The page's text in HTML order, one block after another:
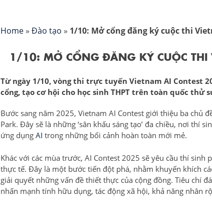
Home» Đào tạo » 1/10: Mở cổng đăng ký cuộc thi
1/10: MỞ CỔNG ĐĂNG KÝ CUỘC
Từ ngày 1/10, vòng thi trực tuyến Vietnam AI Contest
cổng, tạo cơ hội cho học sinh THPT trên toàn quốc
Bước sang năm 2025, Vietnam AI Contest giới thiệu ba chủ
Park. Đây sẽ là những ‘sân khấu sáng tạo’ đa chiều, nơi thí
ứng dụng AI trong những bối cảnh hoàn toàn mới mẻ.
Khác với các mùa trước, AI Contest 2025 sẽ yêu cầu thí
thực tế. Đây là một bước tiến đột phá, nhằm khuyến khích
giải quyết những vấn đề thiết thực của cộng đồng. Tiêu chí
nhấn mạnh tính hữu dụng, tác động xã hội, khả năng nhân